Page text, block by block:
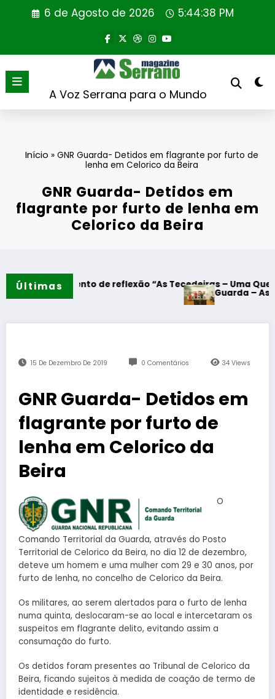
6 de Agosto de 2026 5:44:38 PM
A Voz Serrana para o Mundo
Início » GNR Guarda- Detidos em flagrante por furto de
lenha em Celorico da Beira
GNR Guarda- Detidos em
flagrante por furto de lenha em
Celorico da Beira
Últimas
Momento de reflexão “As Tecedeiras – Uma Questão de
Guarda – Assinatura
15 De Dezembro De 2019 0 Comentários 34Views
GNR Guarda- Detidos em
flagrante por furto de
lenha em Celorico da
Beira
O
Comando Territorial da Guarda, através do Posto
Territorial de Celorico da Beira, no dia 12 de dezembro,
deteve um homem e uma mulher com 29 e 30 anos, por
furto de lenha, no concelho de Celorico da Beira.
Os militares, ao serem alertados para o furto de lenha
numa quinta, deslocaram-se ao local e intercetaram os
suspeitos em flagrante delito, evitando assim a
consumação do furto.
Os detidos foram presentes ao Tribunal de Celorico da
Beira, ficando sujeitos à medida de coação de termo de
identidade e residência.